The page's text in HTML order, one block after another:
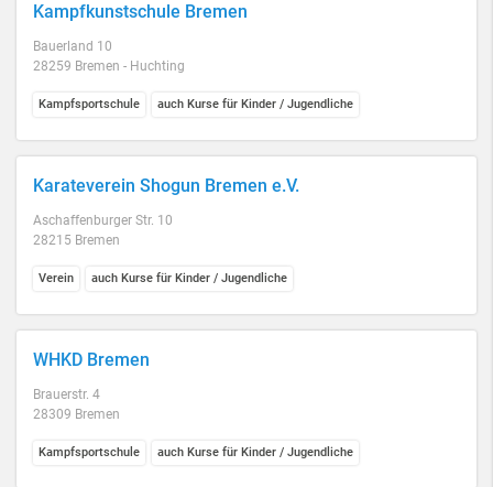
Kampfkunstschule Bremen
Bauerland 10
28259 Bremen - Huchting
Kampfsportschule auch Kurse für Kinder / Jugendliche
Karateverein Shogun Bremen e.V.
Aschaffenburger Str. 10
28215 Bremen
Verein auch Kurse für Kinder / Jugendliche
WHKD Bremen
Brauerstr. 4
28309 Bremen
Kampfsportschule auch Kurse für Kinder / Jugendliche